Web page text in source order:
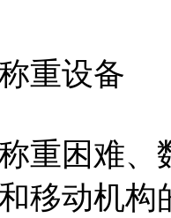
重设备
重困难、
移动机